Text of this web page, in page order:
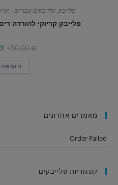
פלייבק,פלייבקים עבריים -
פלייבק קריוקי להורדה
150.00₪
מאמרים אחרונים
Order Failed
קטגוריות פלייבקים